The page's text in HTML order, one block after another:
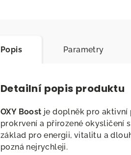
Popis Parametry
Detailní popis produktu
OXY Boost je doplněk pro
prokrvení a přirozené okysličení
základ pro energii, vitalitu a
pozná nejrychleji.